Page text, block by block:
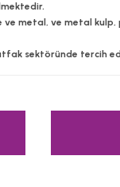
metal, ve metal kulp,
sektöründe tercih
ve